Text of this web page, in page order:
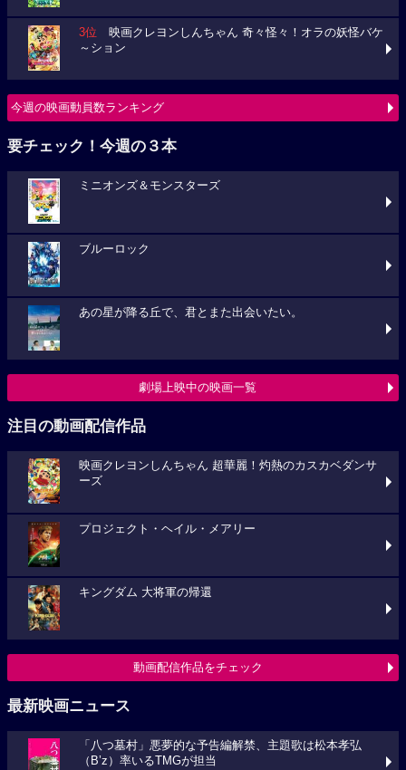
3位 映画クレヨンしんちゃん 奇々怪々！オラの妖怪バケ
～ション
今週の映画動員数ランキング
要チェック！今週の３本
ミニオンズ＆モンスターズ
ブルーロック
あの星が降る丘で、君とまた出会いたい。
劇場上映中の映画一覧
注目の動画配信作品
映画クレヨンしんちゃん 超華麗！灼熱のカスカベダンサ
ーズ
プロジェクト・ヘイル・メアリー
キングダム 大将軍の帰還
動画配信作品をチェック
最新映画ニュース
「八つ墓村」悪夢的な予告編解禁、主題歌は松本孝弘
（B’z）率いるTMGが担当